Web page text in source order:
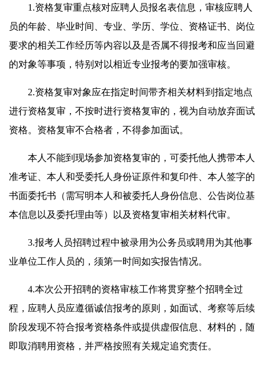
1.资格复审重点核对应聘人员报名表信息，审核应聘人
员的年龄、毕业时间、专业、学历、学位、资格证书、岗位
要求的相关工作经历等内容以及是否属不得报考和应当回避
的对象等事项，特别对以相近专业报考的要加强审核。
2.资格复审对象应在指定时间带齐相关材料到指定地点
进行资格复审，不按时进行资格复审的，视为自动放弃面试
资格。资格复审不合格者，不得参加面试。
本人不能到现场参加资格复审的，可委托他人携带本人
准考证、本人和受委托人身份证原件和复印件、本人签字的
书面委托书（需写明本人和被委托人身份信息、公告岗位基
本信息以及委托理由等）以及资格复审相关材料代审。
3.报考人员招聘过程中被录用为公务员或聘用为其他事
业单位工作人员的，须第一时间如实报告情况。
4.本次公开招聘的资格审核工作将贯穿整个招聘全过
程，应聘人员应遵循诚信报考的原则，如面试、考察等后续
阶段发现不符合报考资格条件或提供虚假信息、材料的，随
即取消聘用资格，并严格按照有关规定追究责任。